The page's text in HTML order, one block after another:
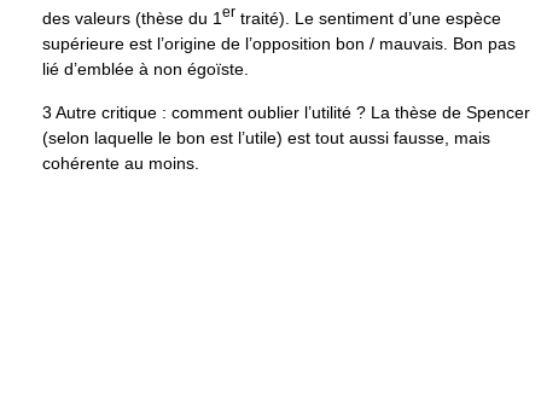
des valeurs (thèse du 1 er traité). Le sentiment d’une espèce
supérieure est l’origine de l’opposition bon / mauvais. Bon pas
lié d’emblée à non égoïste.
3 Autre critique : comment oublier l’utilité ? La thèse de Spencer
(selon laquelle le bon est l’utile) est tout aussi fausse, mais
cohérente au moins.